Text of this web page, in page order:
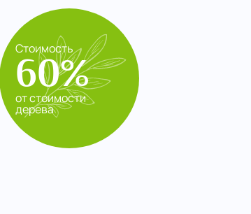
Стоимость
60%
от стоимости
дерева